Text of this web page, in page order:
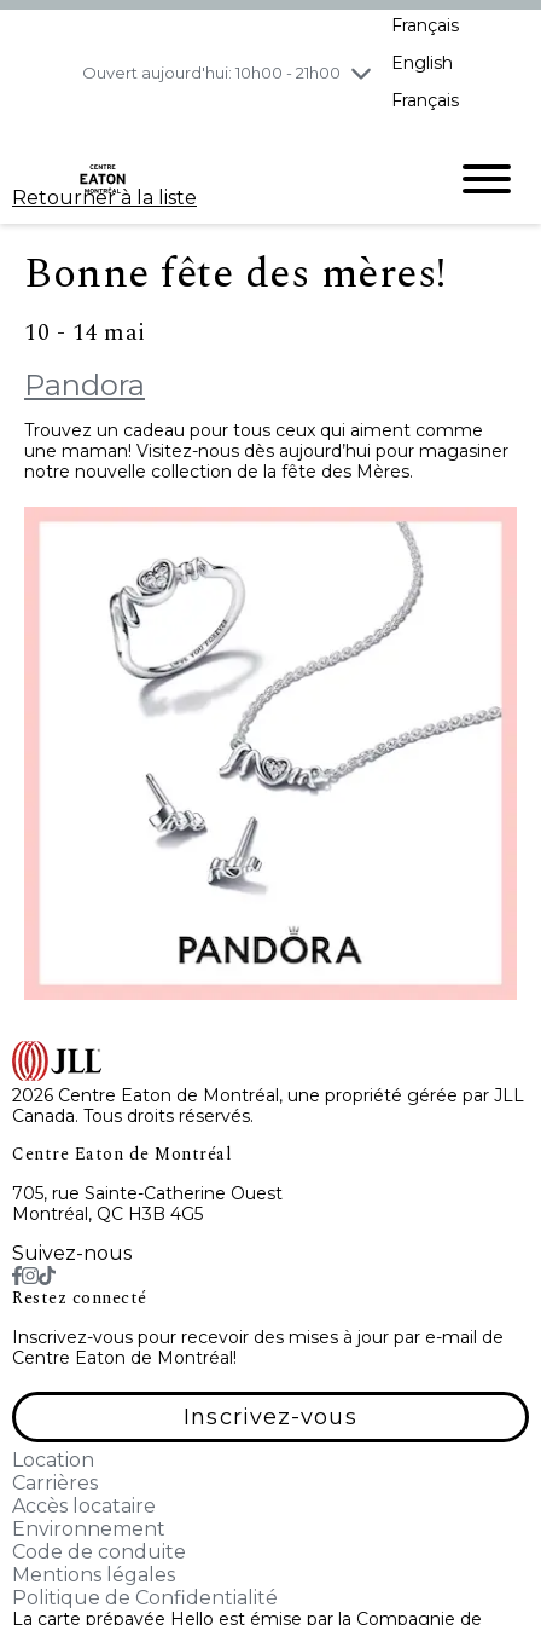
Ouvert aujourd'hui: 10h00 - 21h00
vendredi8/7
10h00 - 21h00
Français
English
Français
Retourner à la liste
Bonne fête des mères!
10 - 14 mai
Pandora
Trouvez un cadeau pour tous ceux qui aiment comme
une maman! Visitez-nous dès aujourd’hui pour magasiner
notre nouvelle collection de la fête des Mères.
2026 Centre Eaton de Montréal, une propriété gérée par JLL
Canada. Tous droits réservés.
Centre Eaton de Montréal
705, rue Sainte-Catherine Ouest
Montréal, QC H3B 4G5
Suivez-nous
Restez connecté
Inscrivez-vous pour recevoir des mises à jour par e-mail de
Centre Eaton de Montréal!
Inscrivez-vous
Location
Carrières
Accès locataire
Environnement
Code de conduite
Mentions légales
Politique de Confidentialité
La carte prépayée Hello est émise par la Compagnie de